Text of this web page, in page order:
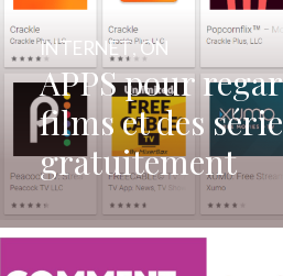
APPS pour
films et des
gratuitement
INTERNET,ON